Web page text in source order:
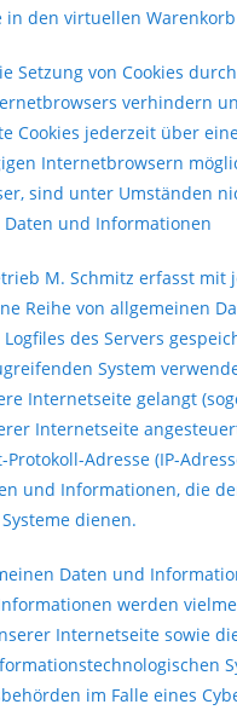
den virtuellen
Setzung von Cookies
verhindern
Cookies jederzeit über
Internetbrowsern
sind unter Umständen
und Informationen
M. Schmitz erfasst
Reihe von allgemeinen
des Servers
System
Internetseite gelangt
Internetseite
Adresse (IP-
und Informationen, die
dienen.
Daten und
werden
Internetseite sowie
im Falle eines